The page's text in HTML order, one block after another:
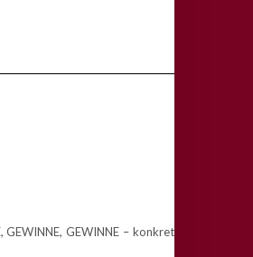
GEWINNE – konkret